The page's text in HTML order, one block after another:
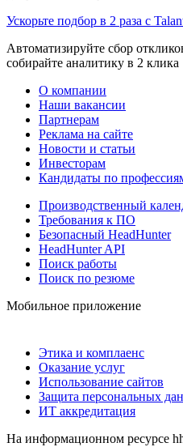
Ускорьте подбор в 2 раза с
Автоматизируйте сбор
собирайте аналитику в 2 клика
О компании
Наши вакансии
Партнерам
Реклама на сайте
Новости и статьи
Инвесторам
Кандидаты по
Производственный
Требования к ПО
Безопасный HeadHunter
HeadHunter API
Поиск работы
Поиск по резюме
Мобильное приложение
Этика и комплаенс
Оказание услуг
Использование сайтов
Защита персональных
ИТ аккредитация
На информационном ресурсе